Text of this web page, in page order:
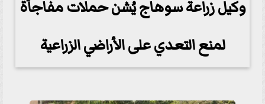
وكيل زراعة سوهاج يُشن حملات مفاجأة
لمنع التعدي على الأراضي الزراعية